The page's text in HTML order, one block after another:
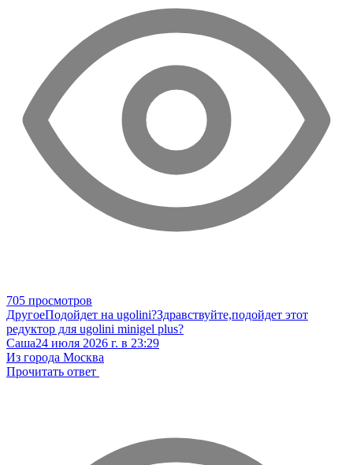
705 просмотров
ДругоеПодойдет на ugolini?Здравствуйте,подойдет этот
редуктор для ugolini minigel plus?
Саша24 июля 2026 г. в 23:29
Из города Москва
Прочитать ответ